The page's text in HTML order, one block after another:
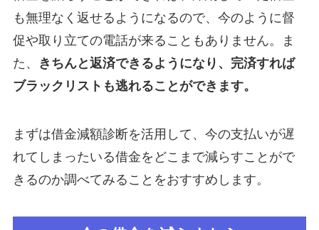
も無理なく返せるようになるので、今のように督
促や取り立ての電話が来ることもありません。ま
た、
きちんと返済できるようになり、完済すれば
ブラックリストも逃れることができます。
まずは借金減額診断を活用して、今の支払いが遅
れてしまったいる借金をどこまで減らすことがで
きるのか調べてみることをおすすめします。